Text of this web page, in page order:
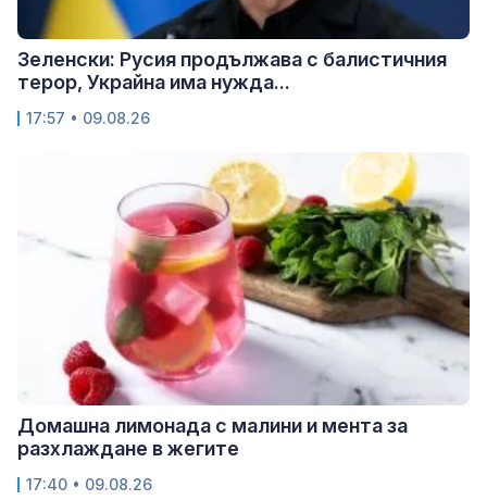
Зеленски: Русия продължава с балистичния
терор, Украйна има нужда...
17:57 • 09.08.26
Домашна лимонада с малини и мента за
разхлаждане в жегите
17:40 • 09.08.26